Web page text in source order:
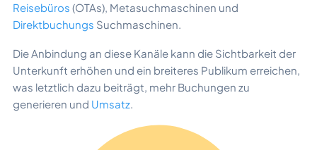
Reisebüros (OTAs), Metasuchmaschinen und
Direktbuchungs Suchmaschinen.
Die Anbindung an diese Kanäle kann die Sichtbarkeit der
Unterkunft erhöhen und ein breiteres Publikum erreichen,
was letztlich dazu beiträgt, mehr Buchungen zu
generieren und Umsatz